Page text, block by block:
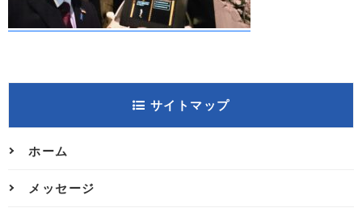
サイトマップ
ホーム
メッセージ